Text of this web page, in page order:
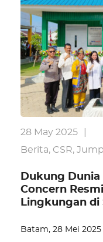
28 May 2025
Berita, CSR,
Dukung
Concern
Lingkungan di
Batam, 28 Mei